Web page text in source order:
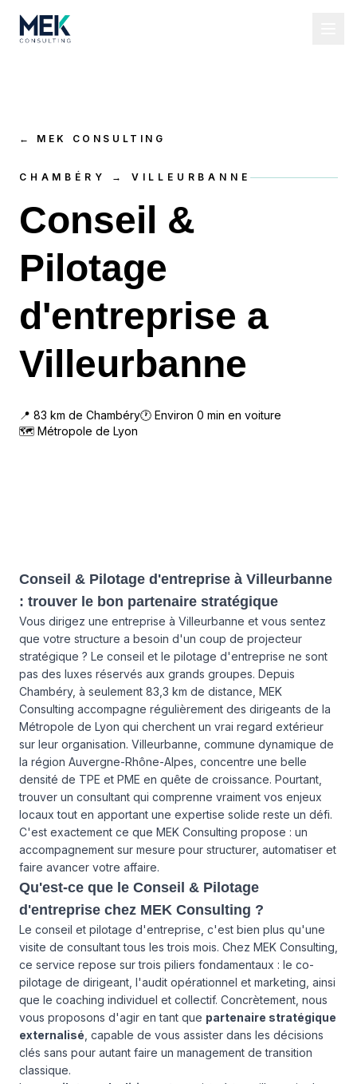
← MEK CONSULTING
CHAMBÉRY → VILLEURBANNE
Conseil &
Pilotage
d'entreprise a
Villeurbanne
📍 83 km de Chambéry🕐 Environ 0 min en voiture
🗺 Métropole de Lyon
Conseil & Pilotage d'entreprise à Villeurbanne
: trouver le bon partenaire stratégique
Vous dirigez une entreprise à Villeurbanne et vous sentez
que votre structure a besoin d'un coup de projecteur
stratégique ? Le conseil et le pilotage d'entreprise ne sont
pas des luxes réservés aux grands groupes. Depuis
Chambéry, à seulement 83,3 km de distance, MEK
Consulting accompagne régulièrement des dirigeants de la
Métropole de Lyon qui cherchent un vrai regard extérieur
sur leur organisation. Villeurbanne, commune dynamique de
la région Auvergne-Rhône-Alpes, concentre une belle
densité de TPE et PME en quête de croissance. Pourtant,
trouver un consultant qui comprenne vraiment vos enjeux
locaux tout en apportant une expertise solide reste un défi.
C'est exactement ce que MEK Consulting propose : un
accompagnement sur mesure pour structurer, automatiser et
faire avancer votre affaire.
Qu'est-ce que le Conseil & Pilotage
d'entreprise chez MEK Consulting ?
Le conseil et pilotage d'entreprise, c'est bien plus qu'une
visite de consultant tous les trois mois. Chez MEK Consulting,
ce service repose sur trois piliers fondamentaux : le co-
pilotage de dirigeant, l'audit opérationnel et marketing, ainsi
que le coaching individuel et collectif. Concrètement, nous
vous proposons d'agir en tant que partenaire stratégique
externalisé , capable de vous assister dans les décisions
clés sans pour autant faire un management de transition
classique.